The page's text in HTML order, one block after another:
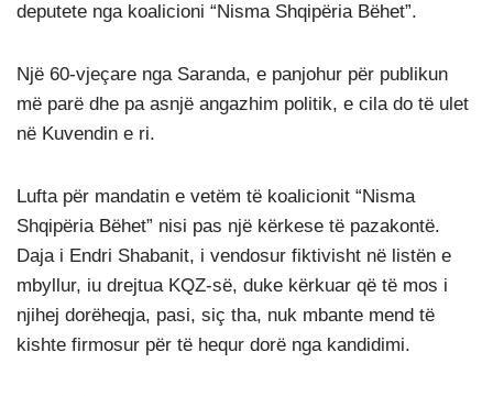
deputete nga koalicioni “Nisma Shqipëria Bëhet”.
Një 60-vjeçare nga Saranda, e panjohur për publikun
më parë dhe pa asnjë angazhim politik, e cila do të ulet
në Kuvendin e ri.
Lufta për mandatin e vetëm të koalicionit “Nisma
Shqipëria Bëhet” nisi pas një kërkese të pazakontë.
Daja i Endri Shabanit, i vendosur fiktivisht në listën e
mbyllur, iu drejtua KQZ-së, duke kërkuar që të mos i
njihej dorëheqja, pasi, siç tha, nuk mbante mend të
kishte firmosur për të hequr dorë nga kandidimi.